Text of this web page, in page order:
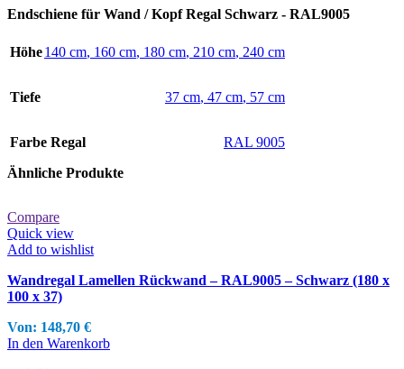
Endschiene für Wand / Kopf Regal Schwarz - RAL9005
Höhe140 cm, 160 cm, 180 cm, 210 cm, 240 cm
Tiefe 37 cm, 47 cm, 57 cm
Farbe Regal
RAL 9005
Ähnliche Produkte
Compare
Quick view
Add to wishlist
Wandregal Lamellen Rückwand – RAL9005 – Schwarz (180 x
100 x 37)
Von: 148,70 €
In den Warenkorb